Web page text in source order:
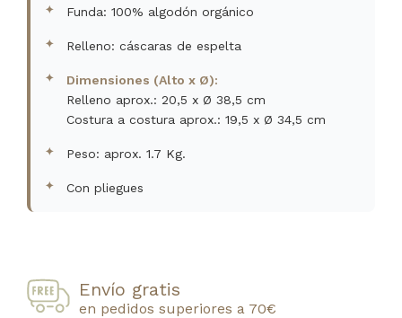
Funda: 100% algodón orgánico
Relleno: cáscaras de espelta
Dimensiones (Alto x Ø):
Relleno aprox.: 20,5 x Ø 38,5 cm
Costura a costura aprox.: 19,5 x Ø 34,5 cm
Peso: aprox. 1.7 Kg.
Con pliegues
Envío gratis
en pedidos superiores a 70€